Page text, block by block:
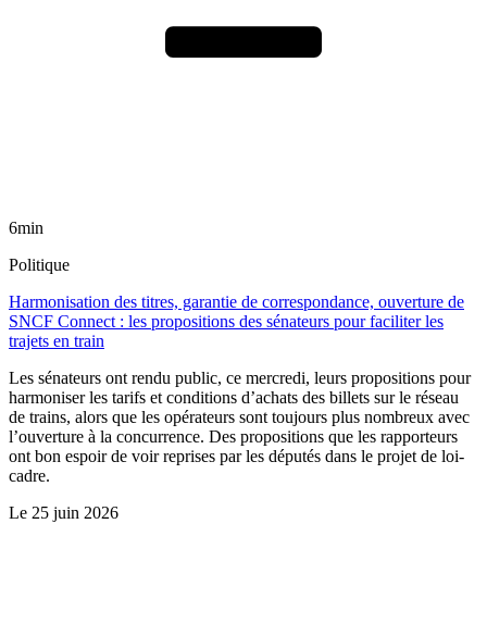
6min
Politique
Harmonisation des titres, garantie de correspondance, ouverture de
SNCF Connect : les propositions des sénateurs pour faciliter les
trajets en train
Les sénateurs ont rendu public, ce mercredi, leurs propositions pour
harmoniser les tarifs et conditions d’achats des billets sur le réseau
de trains, alors que les opérateurs sont toujours plus nombreux avec
l’ouverture à la concurrence. Des propositions que les rapporteurs
ont bon espoir de voir reprises par les députés dans le projet de loi-
cadre.
Le 25 juin 2026